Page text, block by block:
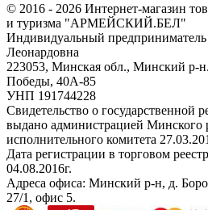
© 2016 - 2026 Интернет-магазин
и туризма "АРМЕЙСКИЙ.БЕЛ"
Индивидуальный предприниматель
Леонардовна
223053, Минская обл., Минский р-
Победы, 40А-85
УНП 191744228
Свидетельство о государственной
выдано администрацией Минского
исполнительного комитета
Дата регистрации в торговом
04.08.2016г.
Адреса офиса: Минский р-н, д.
27/1, офис 5.